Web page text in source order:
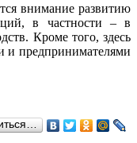
внимание развитию
в частности – в
Кроме того, здесь
и предпринимателями